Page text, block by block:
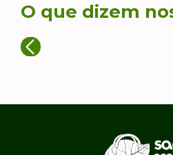
O que dizem